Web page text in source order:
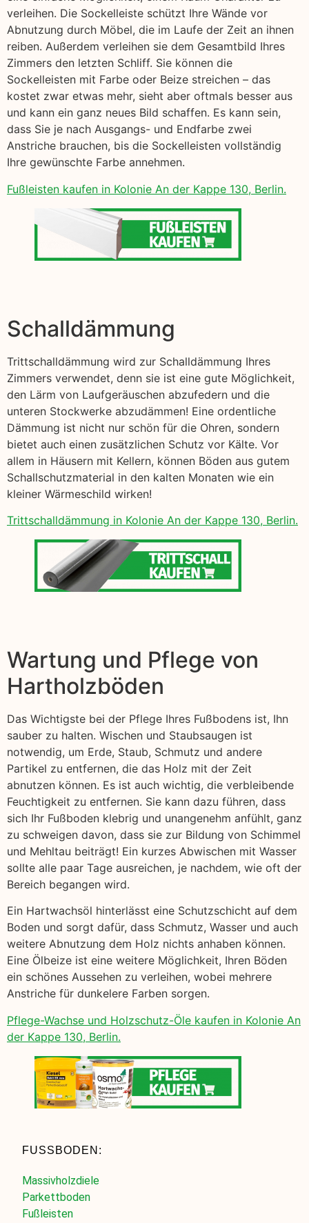
verleihen. Die Sockelleiste schützt Ihre Wände vor
Abnutzung durch Möbel, die im Laufe der Zeit an ihnen
reiben. Außerdem verleihen sie dem Gesamtbild Ihres
Zimmers den letzten Schliff. Sie können die
Sockelleisten mit Farbe oder Beize streichen – das
kostet zwar etwas mehr, sieht aber oftmals besser aus
und kann ein ganz neues Bild schaffen. Es kann sein,
dass Sie je nach Ausgangs- und Endfarbe zwei
Anstriche brauchen, bis die Sockelleisten vollständig
Ihre gewünschte Farbe annehmen.
Fußleisten kaufen in Kolonie An der Kappe 130, Berlin.
Schalldämmung
Trittschalldämmung wird zur Schalldämmung Ihres
Zimmers verwendet, denn sie ist eine gute Möglichkeit,
den Lärm von Laufgeräuschen abzufedern und die
unteren Stockwerke abzudämmen! Eine ordentliche
Dämmung ist nicht nur schön für die Ohren, sondern
bietet auch einen zusätzlichen Schutz vor Kälte. Vor
allem in Häusern mit Kellern, können Böden aus gutem
Schallschutzmaterial in den kalten Monaten wie ein
kleiner Wärmeschild wirken!
Trittschalldämmung in Kolonie An der Kappe 130, Berlin.
Wartung und Pflege von
Hartholzböden
Das Wichtigste bei der Pflege Ihres Fußbodens ist, Ihn
sauber zu halten. Wischen und Staubsaugen ist
notwendig, um Erde, Staub, Schmutz und andere
Partikel zu entfernen, die das Holz mit der Zeit
abnutzen können. Es ist auch wichtig, die verbleibende
Feuchtigkeit zu entfernen. Sie kann dazu führen, dass
sich Ihr Fußboden klebrig und unangenehm anfühlt, ganz
zu schweigen davon, dass sie zur Bildung von Schimmel
und Mehltau beiträgt! Ein kurzes Abwischen mit Wasser
sollte alle paar Tage ausreichen, je nachdem, wie oft der
Bereich begangen wird.
Ein Hartwachsöl hinterlässt eine Schutzschicht auf dem
Boden und sorgt dafür, dass Schmutz, Wasser und auch
weitere Abnutzung dem Holz nichts anhaben können.
Eine Ölbeize ist eine weitere Möglichkeit, Ihren Böden
ein schönes Aussehen zu verleihen, wobei mehrere
Anstriche für dunkelere Farben sorgen.
Pflege-Wachse und Holzschutz-Öle kaufen in Kolonie An
der Kappe 130, Berlin.
FUSSBODEN:
Massivholzdiele
Parkettboden
Fußleisten